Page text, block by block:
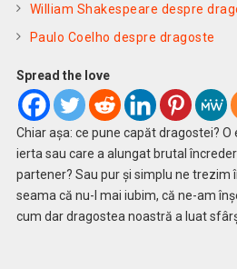
William Shakespeare despre
Paulo Coelho despre dragoste
Spread the love
Chiar aşa: ce pune capăt dragostei?
ierta sau care a alungat brutal
partener? Sau pur şi simplu ne trezim
seama că nu-l mai iubim, că ne-am
cum dar dragostea noastră a luat